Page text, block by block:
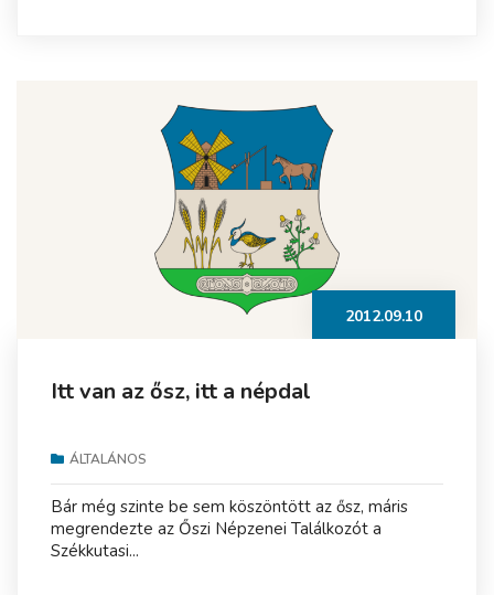
2012.09.10
Itt van az ősz, itt a népdal
ÁLTALÁNOS
Bár még szinte be sem köszöntött az ősz, máris
megrendezte az Őszi Népzenei Találkozót a
Székkutasi...